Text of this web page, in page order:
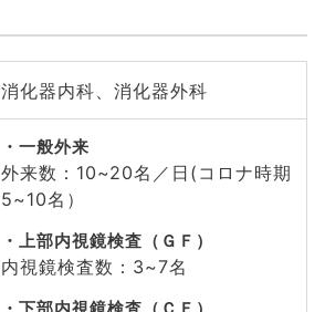
消化器内科、消化器外科
一般外来
外来数：10~20名／日(コロナ時期
5~10名）
上部内視鏡検査（ＧＦ）
内視鏡検査数：3~7名